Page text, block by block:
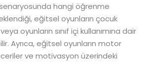
hangi öğrenme
eğitsel oyunların çocuk
oyunların sınıf içi kullanımına dair
Ayrıca, eğitsel oyunların motor
ve motivasyon üzerindeki